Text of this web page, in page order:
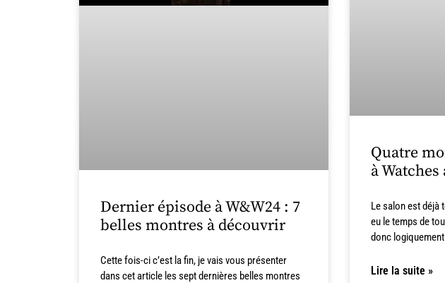
Dernier épisode à W&W24 : 7
belles montres à découvrir
Cette fois-ci c’est la fin, je vais vous présenter
dans cet article les sept dernières belles montres
Quatre
à Watches
Le salon est déjà
eu le temps de
donc
Lire la suite »